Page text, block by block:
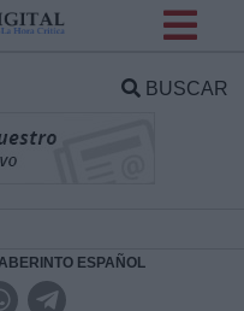
BUSCAR
ESPAÑOL